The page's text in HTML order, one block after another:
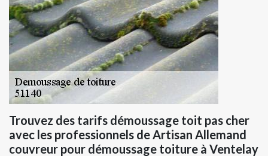
Trouvez des tarifs démoussage toit pas cher
avec les professionnels de Artisan Allemand
couvreur pour démoussage toiture à Ventelay